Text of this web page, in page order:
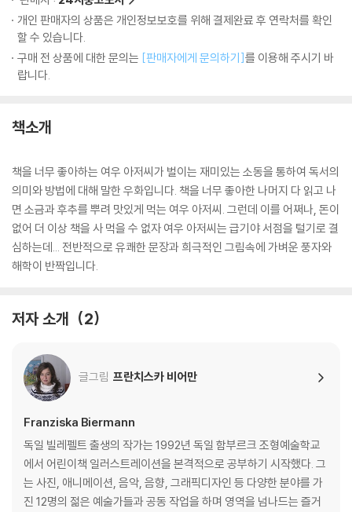
개인 판매자의 상품은 개인정보보호를 위해 결제완료 후 연락처를 확인
할 수 있습니다.
구매 전 상품에 대한 문의는 [판매자에게 문의하기]를 이용해 주시기 바
랍니다.
책소개
책을 너무 좋아하는 여우 아저씨가 벌이는 재미있는 소동을 통하여 독서의
의미와 방법에 대해 말한 우화입니다. 책을 너무 좋아한 나머지 다 읽고 나
면 소금과 후추를 뿌려 맛있게 먹는 여우 아저씨. 그런데 이를 어쩌나, 돈이
없어 더 이상 책을 사 먹을 수 없자 여우 아저씨는 급기야 서점을 털기로 결
심하는데... 전반적으로 유쾌한 문장과 희극적인 그림속에 가벼운 풍자와
해학이 반짝입니다.
저자 소개 2
글그림 프란치스카 비어만
Franziska Biermann
독일 빌레펠트 출생의 작가는 1992년 독일 함부르크 조형예술학교
에서 어린이책 일러스트레이션을 본격적으로 공부하기 시작했다. 그
는 사진, 애니메이션, 음악, 음향, 그래픽디자인 등 다양한 분야를 가
진 12명의 젊은 예술가들과 공동 작업을 하며 영역을 넘나드는 즐거